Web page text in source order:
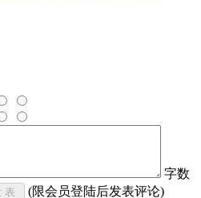
字数
(限会员登陆后发表评论)